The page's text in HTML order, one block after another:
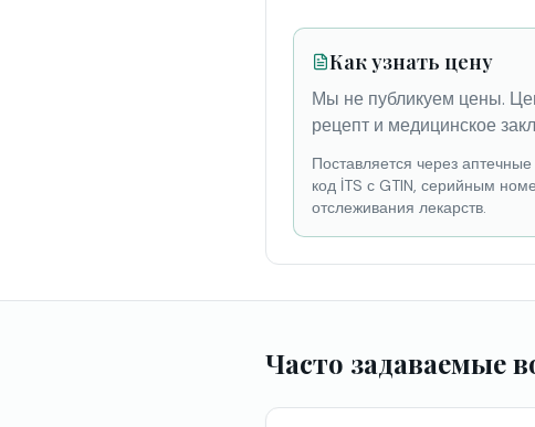
Как узнать цену
Мы не публикуем цены.
рецепт и медицинское
Поставляется через
код İTS с GTIN, серийным
отслеживания лекарств.
Часто задаваемые